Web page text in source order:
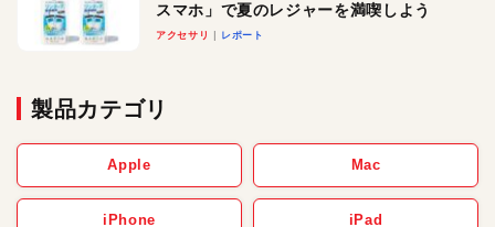
スマホ」で夏のレジャーを満喫しよう
アクセサリ レポート
製品カテゴリ
Apple Mac
iPhone iPad